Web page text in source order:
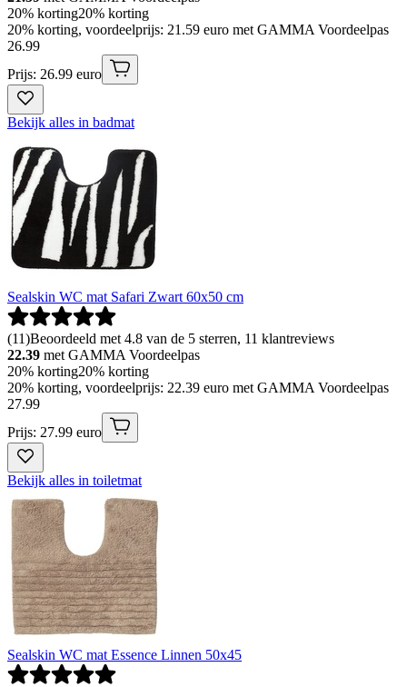
20% korting20% korting
20% korting, voordeelprijs: 21.59 euro met GAMMA Voordeelpas
26.99
Prijs: 26.99 euro
Bekijk alles in badmat
Sealskin WC mat Safari Zwart 60x50 cm
(11)Beoordeeld met 4.8 van de 5 sterren, 11 klantreviews
22.39 met GAMMA Voordeelpas
20% korting20% korting
20% korting, voordeelprijs: 22.39 euro met GAMMA Voordeelpas
27.99
Prijs: 27.99 euro
Bekijk alles in toiletmat
Sealskin WC mat Essence Linnen 50x45